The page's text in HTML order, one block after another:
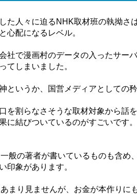
た人々に迫るNHK取材班の執拗さ
心配になるレベル。
社で漫画村のデータの入ったサー
てしまいました。
というか、国営メディアとしての
を割らなさそうな取材対象から話
に結びついているのがすごいです。
般の著者が書いているものも含め
印象があります。
まり見ませんが、お金が本作りに